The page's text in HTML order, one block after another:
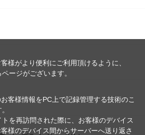
様がより便利にご利用頂けるように、
ージがございます。
客様情報をPC上で記録管理する技術のこ
を再訪問された際に、お客様のデバイス
様のデバイス間からサーバーへ送り返さ